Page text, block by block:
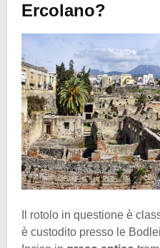
Ercolano?
Il rotolo in questione è
è custodito presso le